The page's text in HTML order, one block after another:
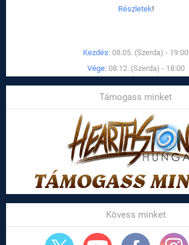
Részletek!
Kezdés: 08.05. (Szerda) - 19:00
Vége: 08.12. (Szerda) - 18:00
Támogass minket
Kövess minket